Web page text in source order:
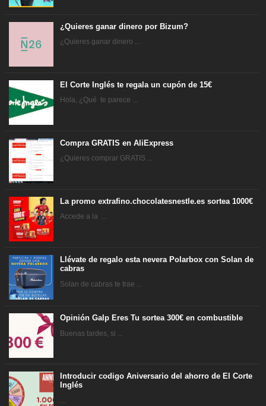
¿Quieres ganar dinero por Bizum?
¿Quieres ganar dinero ...
El Corte Inglés te regala un cupón de 15€
Hola, ¿Qué te parece ...
Compra GRATIS en AliExpress
¿Quieres comprar GRATIS ...
La promo extrafino.chocolatesnestle.es sortea 1000€
Accede a la ...
Llévate de regalo esta nevera Polarbox con Solan de
cabras
Solan de cabras te trae ...
Opinión Galp Eres Tu sortea 300€ en combustible
Buenas tardes, si ...
Introducir codigo Aniversario del ahorro de El Corte
Inglés